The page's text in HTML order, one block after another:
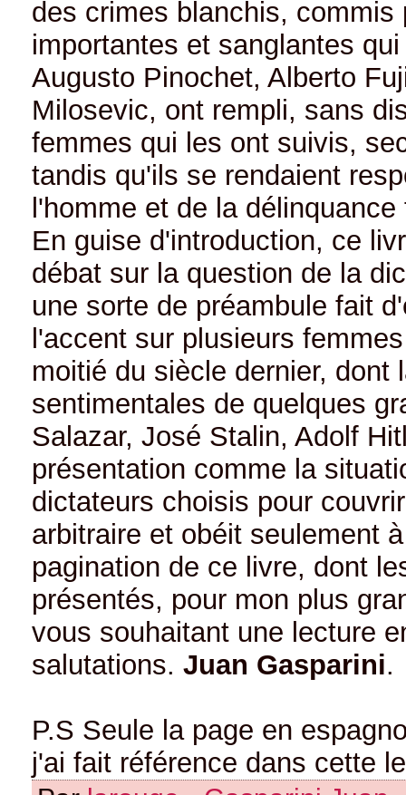
des crimes blanchis,
importantes et sanglantes
Augusto Pinochet, Alberto
Milosevic, ont rempli, sans
femmes qui les ont suivis,
tandis qu'ils se rendaient
l'homme et de la
En guise d'introduction, ce
débat sur la question de la
une sorte de préambule fait
l'accent sur plusieurs
moitié du siècle dernier,
sentimentales de quelques
Salazar, José Stalin, Adolf
présentation comme la
dictateurs choisis pour
arbitraire et obéit seulement
pagination de ce livre, dont
présentés, pour mon plus
vous souhaitant une lecture
salutations. Juan Gasparini.
P.S Seule la page en
j'ai fait référence dans cette